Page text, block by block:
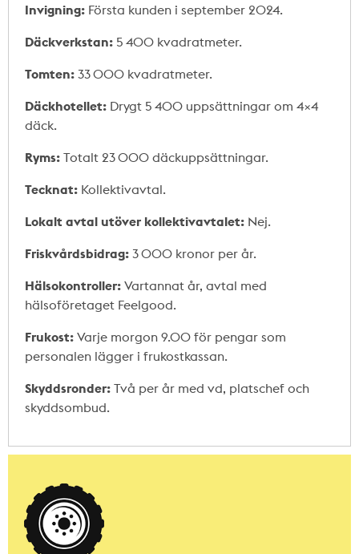
Invigning: Första kunden i september 2024.
Däckverkstan: 5 400 kvadratmeter.
Tomten: 33 000 kvadratmeter.
Däckhotellet: Drygt 5 400 uppsättningar om 4×4
däck.
Ryms: Totalt 23 000 däckuppsättningar.
Tecknat: Kollektivavtal.
Lokalt avtal utöver kollektivavtalet: Nej.
Friskvårdsbidrag: 3 000 kronor per år.
Hälsokontroller: Vartannat år, avtal med
hälsoföretaget Feelgood.
Frukost: Varje morgon 9.00 för pengar som
personalen lägger i frukostkassan.
Skyddsronder: Två per år med vd, platschef och
skyddsombud.